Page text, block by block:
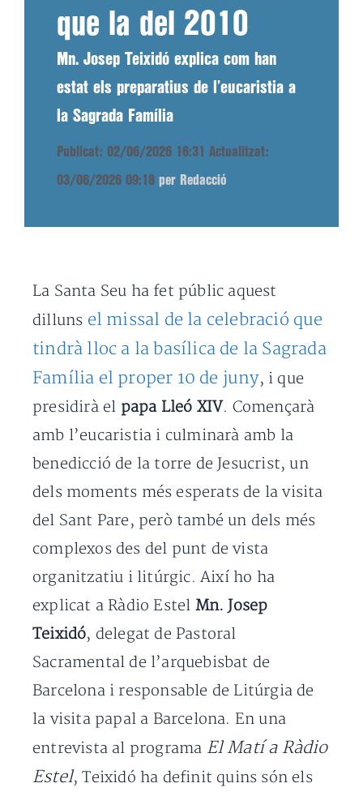
que la del 2010
Mn. Josep Teixidó explica com han
estat els preparatius de l’eucaristia a
la Sagrada Família
Publicat: 02/06/2026 16:31 Actualitzat:
03/06/2026 09:18 per Redacció
La Santa Seu ha fet públic aquest
dilluns el missal de la celebració que
tindrà lloc a la basílica de la Sagrada
Família el proper 10 de juny, i que
presidirà el papa Lleó XIV. Començarà
amb l’eucaristia i culminarà amb la
benedicció de la torre de Jesucrist, un
dels moments més esperats de la visita
del Sant Pare, però també un dels més
complexos des del punt de vista
organitzatiu i litúrgic. Així ho ha
explicat a Ràdio Estel Mn. Josep
Teixidó, delegat de Pastoral
Sacramental de l’arquebisbat de
Barcelona i responsable de Litúrgia de
la visita papal a Barcelona. En una
entrevista al programa El Matí a Ràdio
Estel, Teixidó ha definit quins són els